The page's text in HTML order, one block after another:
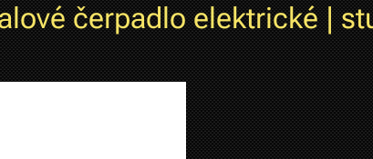
čerpadlo elektrické |